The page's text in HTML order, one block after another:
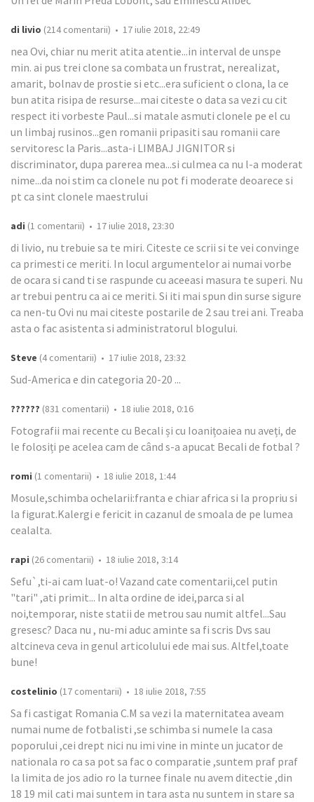
di livio (214 comentarii) • 17 iulie 2018, 22:49
nea Ovi, chiar nu merit atita atentie...in interval de unspe
min. ai pus trei clone sa combata un frustrat, nerealizat,
amarit, bolnav de prostie si etc...era suficient o clona, la ce
bun atita risipa de resurse...mai citeste o data sa vezi cu cit
respect iti vorbeste Paul...si matale asmuti clonele pe el cu
un limbaj rusinos...gen romanii pripasiti sau romanii care
servitoresc la Paris...asta-i LIMBAJ JIGNITOR si
discriminator, dupa parerea mea...si culmea ca nu l-a moderat
nime...da noi stim ca clonele nu pot fi moderate deoarece si
pt ca sint clonele maestrului
adi (1 comentarii) • 17 iulie 2018, 23:30
di livio, nu trebuie sa te miri. Citeste ce scrii si te vei convinge
ca primesti ce meriti. In locul argumentelor ai numai vorbe
de ocara si cand ti se raspunde cu aceeasi masura te superi. Nu
ar trebui pentru ca ai ce meriti. Si iti mai spun din surse sigure
ca nen-tu Ovi nu mai citeste postarile de 2 sau trei ani. Treaba
asta o fac asistenta si administratorul blogului.
Steve (4 comentarii) • 17 iulie 2018, 23:32
Sud-America e din categoria 20-20 ...
?????? (831 comentarii) • 18 iulie 2018, 0:16
Fotografii mai recente cu Becali și cu Ioanițoaiea nu aveți, de
le folosiți pe acelea cam de când s-a apucat Becali de fotbal ?
romi (1 comentarii) • 18 iulie 2018, 1:44
Mosule,schimba ochelarii:franta e chiar africa si la propriu si
la figurat.Kalergi e fericit in cazanul de smoala de pe lumea
cealalta.
rapi (26 comentarii) • 18 iulie 2018, 3:14
Sefu`,ti-ai cam luat-o! Vazand cate comentarii,cel putin
"tari" ,ati primit... In alta ordine de idei,parca si al
noi,temporar, niste statii de metrou sau numit altfel...Sau
gresesc? Daca nu , nu-mi aduc aminte sa fi scris Dvs sau
altcineva ceva in genul articolului ede mai sus. Altfel,toate
bune!
costelinio (17 comentarii) • 18 iulie 2018, 7:55
Sa fi castigat Romania C.M sa vezi la maternitatea aveam
numai nume de fotbalisti ,se schimba si numele la casa
poporului ,cei drept nici nu imi vine in minte un jucator de
nationala ro ca sa pot sa fac o comparatie ,suntem praf praf
la limita de jos adio ro la turnee finale nu avem ditectie ,din
18 19 mil cati mai suntem in tara asta nu suntem in stare sa